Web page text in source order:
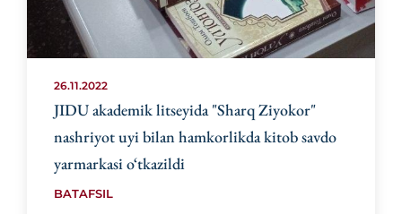
26.11.2022
JIDU akademik litseyida "Sharq Ziyokor"
nashriyot uyi bilan hamkorlikda kitob savdo
yarmarkasi o‘tkazildi
BATAFSIL